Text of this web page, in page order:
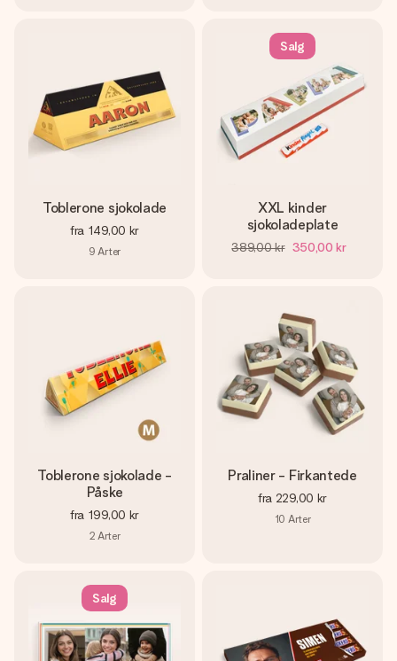
Toblerone sjokolade
fra 149,00 kr
9 Arter
Salg
XXL kinder
sjokoladeplate
389,00 kr 350,00 kr
Toblerone sjokolade -
Påske
fra 199,00 kr
2 Arter
Praliner - Firkantede
fra 229,00 kr
10 Arter
Salg